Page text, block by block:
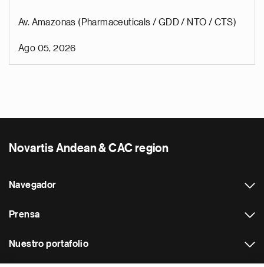
Av. Amazonas (Pharmaceuticals / GDD / NTO / CTS)
Ago 05, 2026
Novartis Andean & CAC region
Navegador
Prensa
Nuestro portafolio